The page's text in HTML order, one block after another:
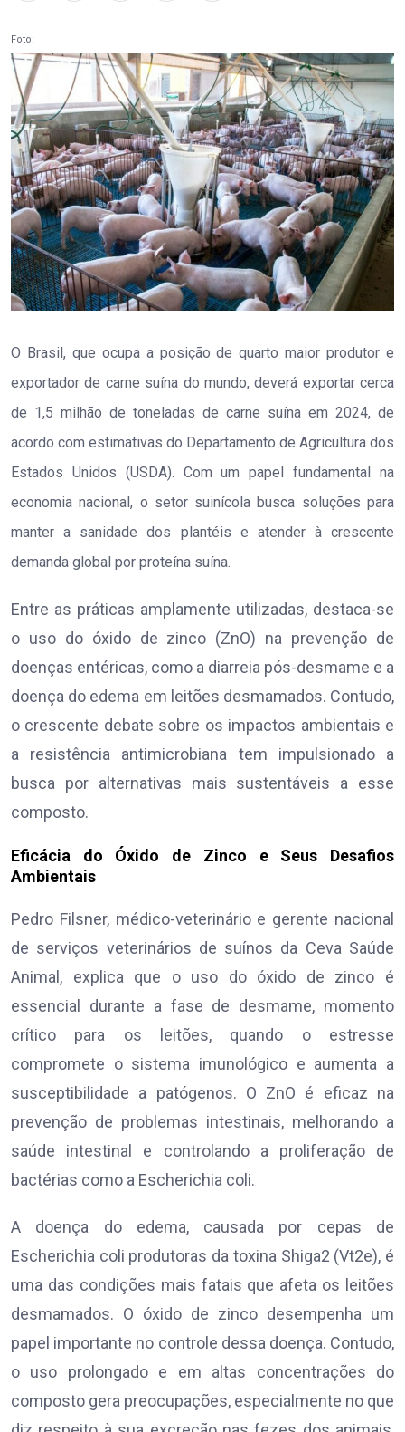
Foto:
O Brasil, que ocupa a posição de quarto maior produtor e
exportador de carne suína do mundo, deverá exportar cerca
de 1,5 milhão de toneladas de carne suína em 2024, de
acordo com estimativas do Departamento de Agricultura dos
Estados Unidos (USDA). Com um papel fundamental na
economia nacional, o setor suinícola busca soluções para
manter a sanidade dos plantéis e atender à crescente
demanda global por proteína suína.
Entre as práticas amplamente utilizadas, destaca-se
o uso do óxido de zinco (ZnO) na prevenção de
doenças entéricas, como a diarreia pós-desmame e a
doença do edema em leitões desmamados. Contudo,
o crescente debate sobre os impactos ambientais e
a resistência antimicrobiana tem impulsionado a
busca por alternativas mais sustentáveis a esse
composto.
Eficácia do Óxido de Zinco e Seus Desafios
Ambientais
Pedro Filsner, médico-veterinário e gerente nacional
de serviços veterinários de suínos da Ceva Saúde
Animal, explica que o uso do óxido de zinco é
essencial durante a fase de desmame, momento
crítico para os leitões, quando o estresse
compromete o sistema imunológico e aumenta a
susceptibilidade a patógenos. O ZnO é eficaz na
prevenção de problemas intestinais, melhorando a
saúde intestinal e controlando a proliferação de
bactérias como a Escherichia coli.
A doença do edema, causada por cepas de
Escherichia coli produtoras da toxina Shiga2 (Vt2e), é
uma das condições mais fatais que afeta os leitões
desmamados. O óxido de zinco desempenha um
papel importante no controle dessa doença. Contudo,
o uso prolongado e em altas concentrações do
composto gera preocupações, especialmente no que